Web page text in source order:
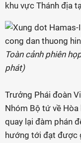
khu vực Thánh địa
Toàn cảnh phiên
phát)
Trưởng Phái đoàn
Nhóm Bộ tứ về
quay lại đàm phán
hướng tới đạt được